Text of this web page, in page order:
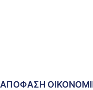
ΑΠΟΦΑΣΗ